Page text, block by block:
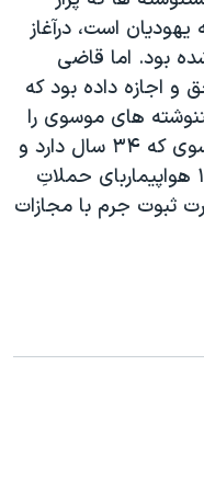
يهوديان است، درآغاز
بود. اما قاضی
و اجازه داده بود که
های موسوی را
در اختيار عموم قرار داد . ذکريا موسوی که ۳۴ سال دارد و
شهروند فرانسه است، به تبانی با ۱۹ هواپيماربای حملاتِ
ثبوت جرم با مجازات